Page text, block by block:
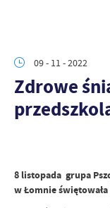
09 - 11 - 2022
Zdrowe
8 listopada grupa
w Łomnie